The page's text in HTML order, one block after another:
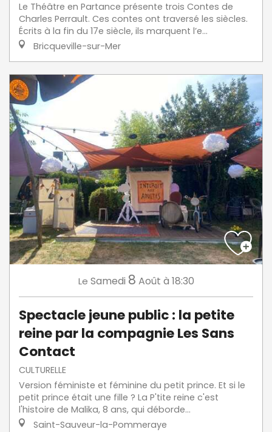
Le Théâtre en Partance présente trois Contes de
Charles Perrault. Ces contes ont traversé les siècles.
Écrits à la fin du 17e siècle, ils marquent l’e...
Bricqueville-sur-Mer
Le Samedi 8 Août à 18:30
Spectacle jeune public : la petite
reine par la compagnie Les Sans
Contact
CULTURELLE
Version féministe et féminine du petit prince. Et si le
petit prince était une fille ? La P'tite reine c'est
l'histoire de Malika, 8 ans, qui déborde...
Saint-Sauveur-la-Pommeraye